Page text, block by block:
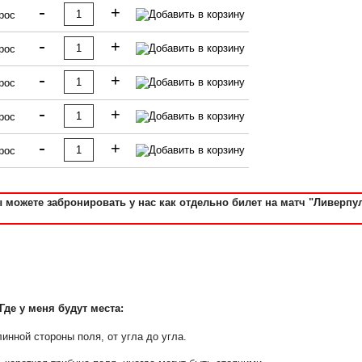
- +
- +
- +
- +
- +
забронировать у нас как отдельно билет на матч
у меня будут места:
стороны поля, от угла до угла.